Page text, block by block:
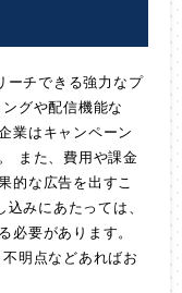
ーチできる強力なプ
グや配信機能な
業はキャンペーン
また、費用や課金
的な広告を出すこ
みにあたっては、
必要があります。
明点などあればお